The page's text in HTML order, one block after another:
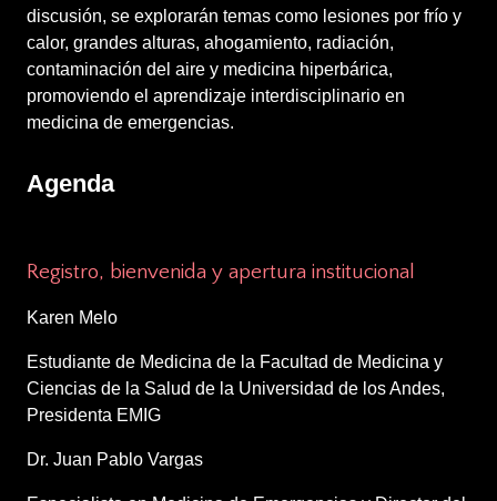
discusión, se explorarán temas como lesiones por frío y
calor, grandes alturas, ahogamiento, radiación,
contaminación del aire y medicina hiperbárica,
promoviendo el aprendizaje interdisciplinario en
medicina de emergencias.
Agenda
Registro, bienvenida y apertura institucional
Karen Melo
Estudiante de Medicina de la Facultad de Medicina y
Ciencias de la Salud de la Universidad de los Andes,
Presidenta EMIG
Dr. Juan Pablo Vargas